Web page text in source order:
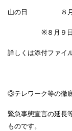
山の日 ８月
※ ８月９
詳しくは添付ファイ
③テレワーク等の徹
緊急事態宣言の延長
ものです。